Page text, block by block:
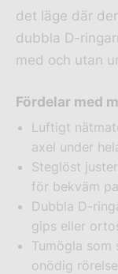
det läge där
dubbla D-
med och utan
Fördelar med
Luftigt
axel under
Steglöst
för bekväm
Dubbla D-
gips eller
Tumögla som
onödig rörelse